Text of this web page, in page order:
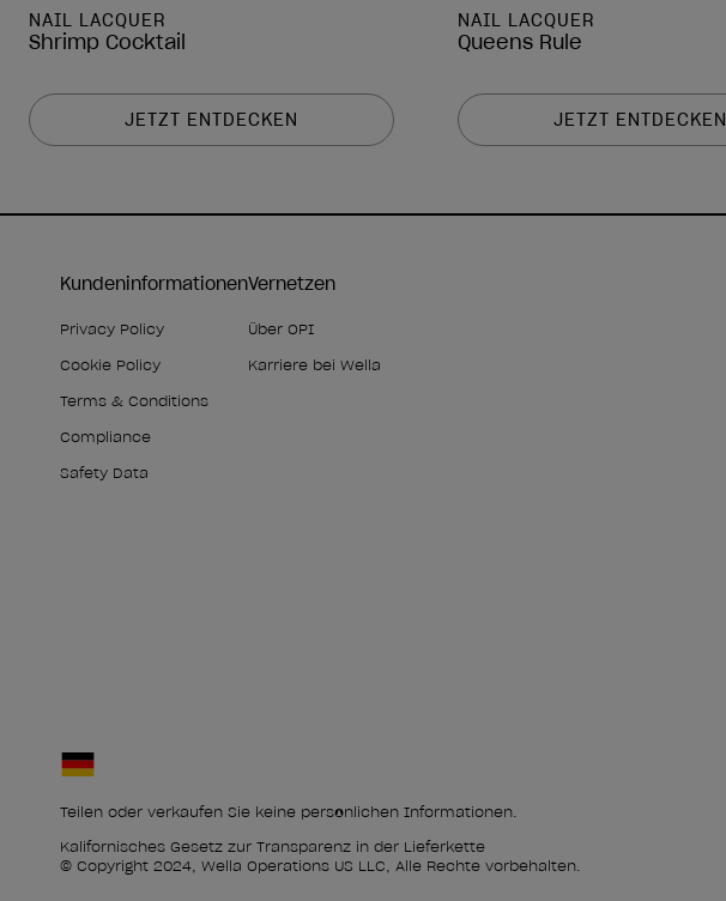
NAIL LACQUER
Shrimp Cocktail
JETZT ENTDECKEN
NAIL LACQUER
Queens Rule
JETZT ENTDECKEN
Kundeninformationen
Privacy Policy
Cookie Policy
Terms & Conditions
Compliance
Safety Data
Vernetzen
Über OPI
Karriere bei Wella
Teilen oder verkaufen Sie keine persönlichen Informationen.
Kalifornisches Gesetz zur Transparenz in der Lieferkette
© Copyright 2024, Wella Operations US LLC, Alle Rechte vorbehalten.